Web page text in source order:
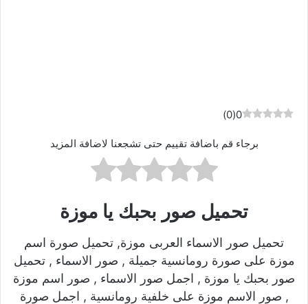
0
(
0
)
برجاء قم باضافة تقييم حتى تشجعنا لاضافة المزيد
تحميل صور بحبك يا موزة
تحميل صور الاسماء العربى موزة, تحميل صورة اسم
موزة على صورة رومانسية جميلة , صور الاسماء , تحميل
صور بحبك يا موزة , اجمل صور الاسماء , صور اسم موزة
, صور الاسم موزة على خلفية رومانسية , اجمل صورة